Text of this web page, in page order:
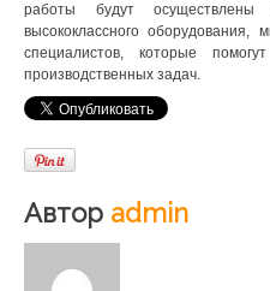
работы будут
высококлассного
специалистов, которые
производственных задач.
Автор admin